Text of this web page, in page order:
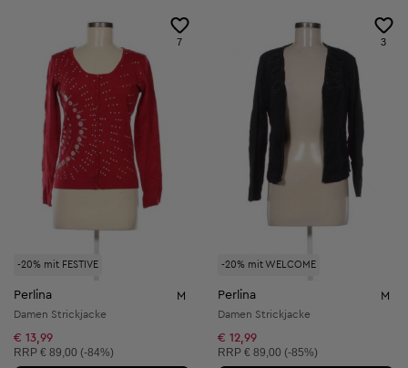
-20% mit FESTIVE
7
Perlina M
Damen Strickjacke
€ 13,99
Unverbindliche Preisempfehlung:
RRP € 89,00 (-84%)
-20% mit WELCOME
3
Perlina M
Damen Strickjacke
€ 12,99
Unverbindliche Preisempfehlung:
RRP € 89,00 (-85%)